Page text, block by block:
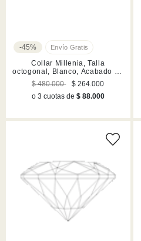
-45%
Collar Millenia, Talla
octogonal, Blanco, Acabado en
rodio
$ 480.000
$ 264.000
o 3 cuotas de $ 88.000